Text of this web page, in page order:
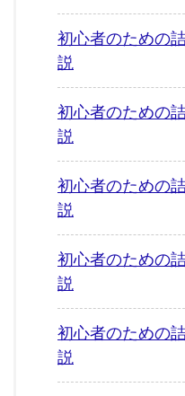
初心者のため
説
初心者のため
説
初心者のため
説
初心者のための
説
初心者のための
説